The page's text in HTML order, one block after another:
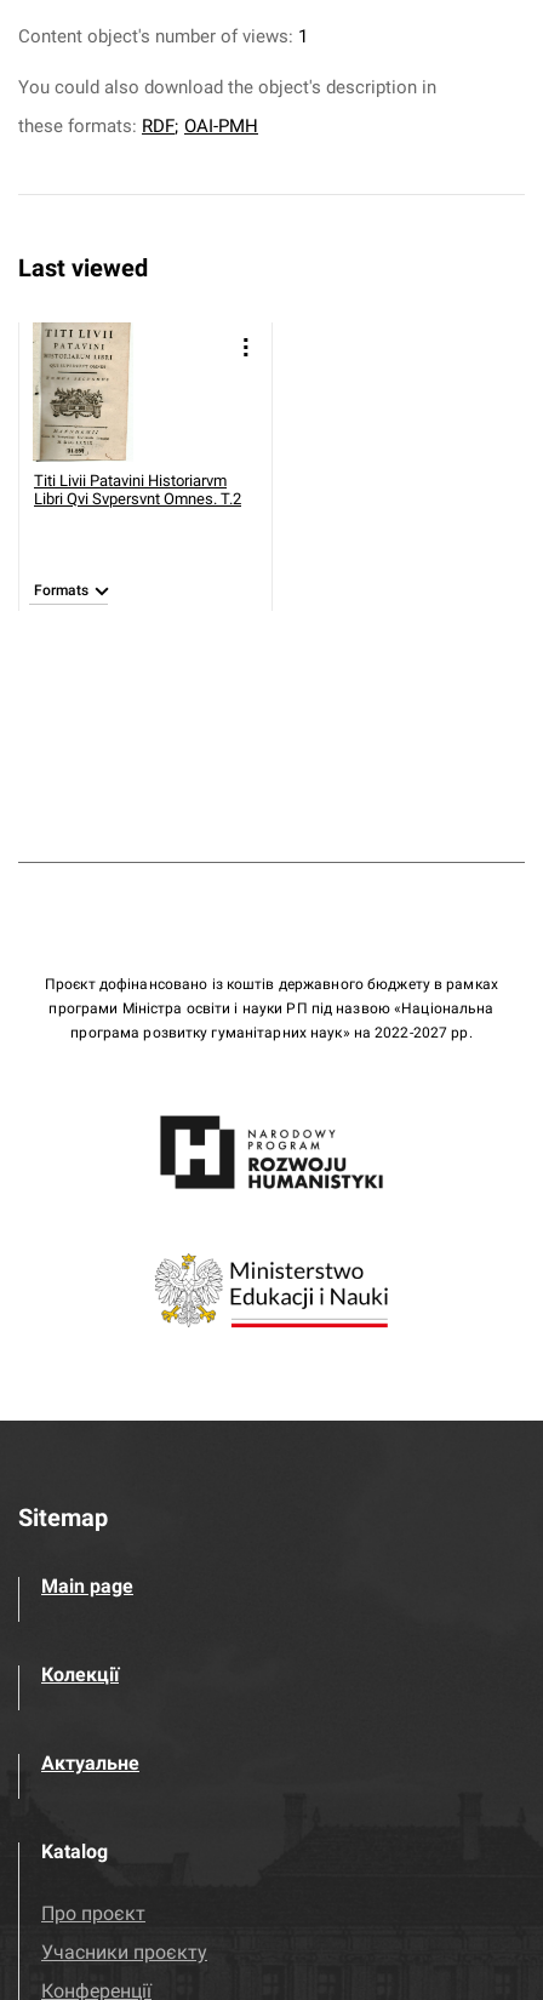
Content object's number of views: 1
You could also download the object's description in
these formats: RDF; OAI-PMH
Last viewed
Titi Livii Patavini Historiarvm
Libri Qvi Svpersvnt Omnes. T.2
Formats
Проєкт дофінансовано із коштів державного бюджету в рамках
програми Міністра освіти і науки РП під назвою «Національна
програма розвитку гуманітарних наук» на 2022-2027 рр.
Sitemap
Main page
Колекції
Актуальне
Katalog
Про проєкт
Учасники проєкту
Конференції